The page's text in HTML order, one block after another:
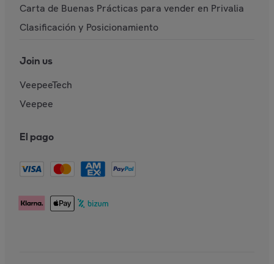
Carta de Buenas Prácticas para vender en Privalia
Clasificación y Posicionamiento
Join us
VeepeeTech
Veepee
El pago